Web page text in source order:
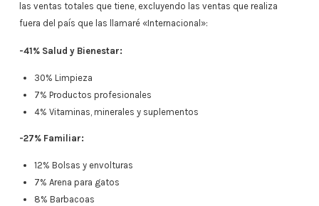
las ventas totales que tiene, excluyendo las ventas que realiza
fuera del país que las llamaré «Internacional»:
-41% Salud y Bienestar:
30% Limpieza
7% Productos profesionales
4% Vitaminas, minerales y suplementos
-27% Familiar:
12% Bolsas y envolturas
7% Arena para gatos
8% Barbacoas